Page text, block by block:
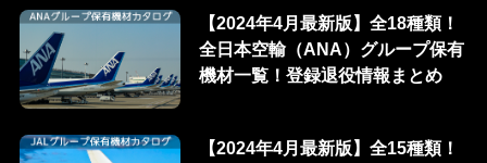
【2024年4月最新版】全18種類！
全日本空輸（ANA）グループ保有
機材一覧！登録退役情報まとめ
【2024年4月最新版】全15種類！